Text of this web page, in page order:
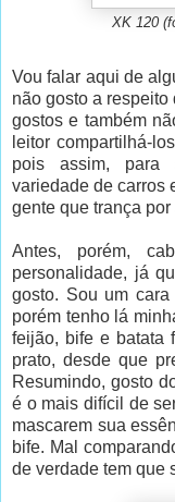
XK 120
Vou falar aqui de
não gosto a
gostos e também
leitor compartilhá-
pois assim, para
variedade de carros
gente que trança por
Antes, porém,
personalidade, já
gosto. Sou um
porém tenho lá
feijão, bife e batata
prato, desde que
Resumindo, gosto
é o mais difícil de
mascarem sua
bife. Mal
de verdade tem que